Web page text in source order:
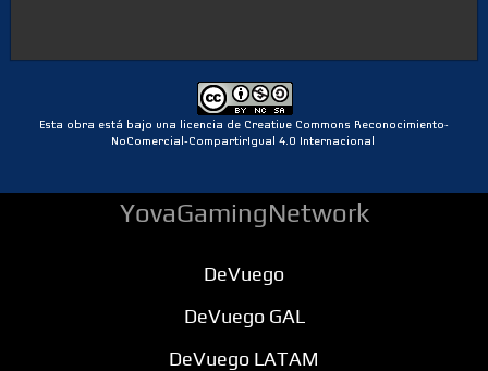
Esta obra está bajo una licencia de Creative Commons Reconocimiento-
NoComercial-CompartirIgual 4.0 Internacional
YovaGamingNetwork
DeVuego
DeVuego GAL
DeVuego LATAM